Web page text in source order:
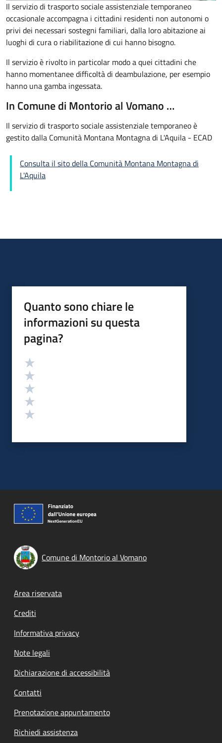
Il servizio di trasporto sociale assistenziale temporaneo
occasionale accompagna i cittadini residenti non autonomi o
privi dei necessari sostegni familiari, dalla loro abitazione ai
luoghi di cura o riabilitazione di cui hanno bisogno.
Il servizio è rivolto in particolar modo a quei cittadini che
hanno momentanee difficoltà di deambulazione, per esempio
hanno una gamba ingessata.
In Comune di Montorio al Vomano …
Il servizio di trasporto sociale assistenziale temporaneo è
gestito dalla Comunità Montana Montagna di L'Aquila - ECAD
Consulta il sito della Comunità Montana Montagna di
L'Aquila
Quanto sono chiare le
informazioni su questa
pagina?
Valutazione
Comune di Montorio al Vomano
Footer menu
Area riservata
Crediti
Informativa privacy
Note legali
Dichiarazione di accessibilità
Contatti
Prenotazione appuntamento
Richiedi assistenza